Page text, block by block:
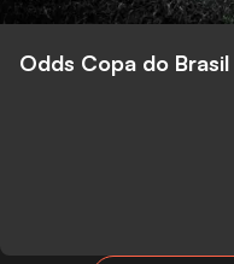
Odds Copa do